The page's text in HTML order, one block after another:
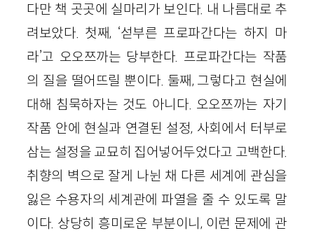
다만 책 곳곳에 실마리가 보인다. 내 나름대로 추
려보았다. 첫째, ‘섣부른 프로파간다는 하지 마
라’고 오오쯔까는 당부한다. 프로파간다는 작품
의 질을 떨어뜨릴 뿐이다. 둘째, 그렇다고 현실에
대해 침묵하자는 것도 아니다. 오오쯔까는 자기
작품 안에 현실과 연결된 설정, 사회에서 터부로
삼는 설정을 교묘히 집어넣어두었다고 고백한다.
취향의 벽으로 잘게 나뉜 채 다른 세계에 관심을
잃은 수용자의 세계관에 파열을 줄 수 있도록 말
이다. 상당히 흥미로운 부분이니, 이런 문제에 관